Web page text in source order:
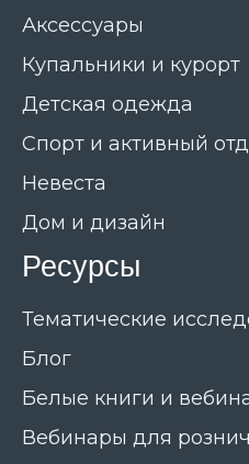
Аксессуары
Купальники и курорт
Детская одежда
Спорт и активный
Невеста
Дом и дизайн
Ресурсы
Тематические
Блог
Белые книги и
Вебинары для